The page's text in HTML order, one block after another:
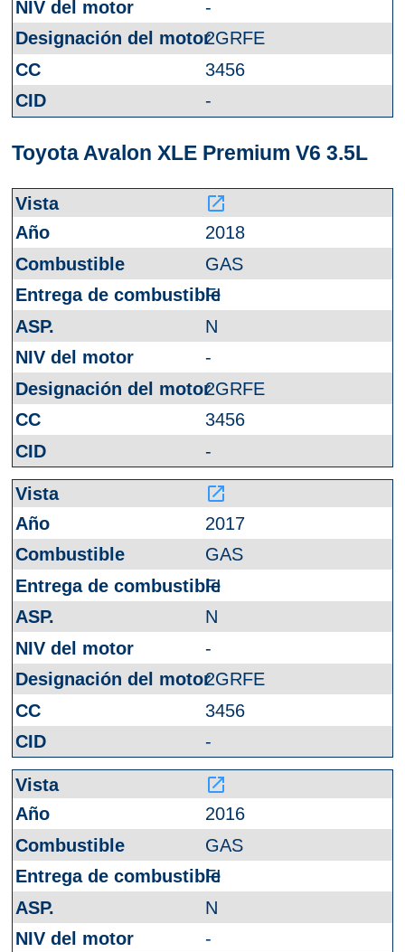
-
2GRFE
3456
-
Toyota Avalon XLE Premium V6 3.5L
launch
2018
GAS
FI
N
-
2GRFE
3456
-
launch
2017
GAS
FI
N
-
2GRFE
3456
-
launch
2016
GAS
FI
N
-